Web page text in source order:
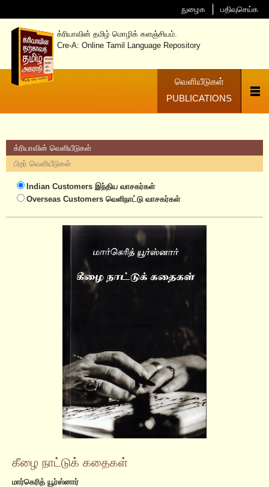
க்ரியாவின் தமிழ் மொழிக் களஞ்சியம்.
Cre-A: Online Tamil Language Repository
வெளியீடுகள்
PUBLICATIONS
நுழைக பதிவுசெய்க
க்ரியாவின் வெளியீடுகள்
பிறர் வெளியீடுகள்
Indian Customersஇந்திய வாசகர்கள்
Overseas Customersவெளிநாட்டு வாசகர்கள்
கீழை நாட்டுக் கதைகள்
மார்கெரித் யூர்ஸ்னார்